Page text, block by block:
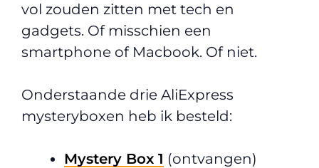
vol zouden zitten met tech en
gadgets. Of misschien een
smartphone of Macbook. Of niet.
Onderstaande drie AliExpress
mysteryboxen heb ik besteld:
Mystery Box 1 (ontvangen)